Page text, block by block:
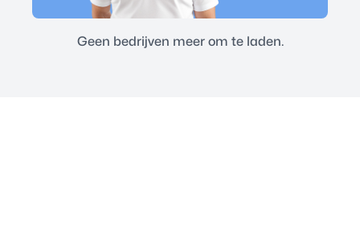
Geen bedrijven meer om te laden.